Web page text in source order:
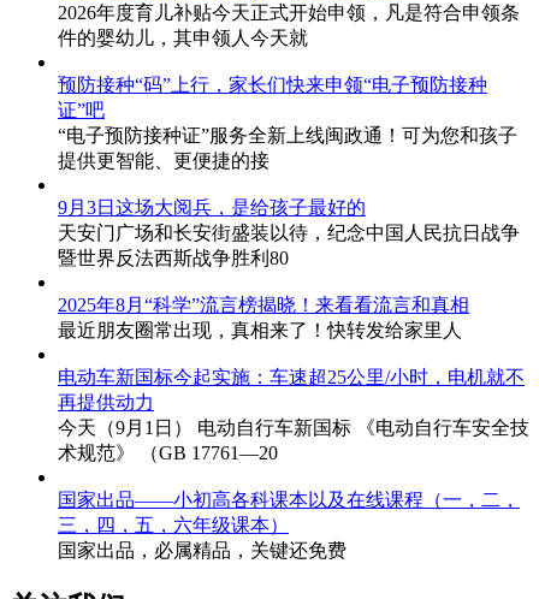
2026年度育儿补贴今天正式开始申领，凡是符合申领条
件的婴幼儿，其申领人今天就
预防接种“码”上行，家长们快来申领“电子预防接种
证”吧
“电子预防接种证”服务全新上线闽政通！可为您和孩子
提供更智能、更便捷的接
9月3日这场大阅兵，是给孩子最好的
天安门广场和长安街盛装以待，纪念中国人民抗日战争
暨世界反法西斯战争胜利80
2025年8月“科学”流言榜揭晓！来看看流言和真相
最近朋友圈常出现，真相来了！快转发给家里人
电动车新国标今起实施：车速超25公里/小时，电机就不
再提供动力
今天（9月1日） 电动自行车新国标 《电动自行车安全技
术规范》 （GB 17761—20
国家出品——小初高各科课本以及在线课程（一，二，
三，四，五，六年级课本）
国家出品，必属精品，关键还免费